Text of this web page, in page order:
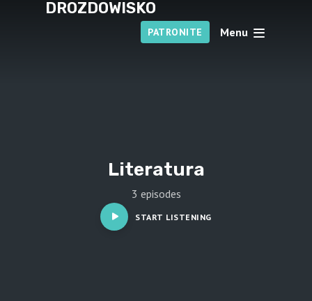
DROZDOWISKO
PATRONITE Menu
Literatura
3 episodes
START LISTENING